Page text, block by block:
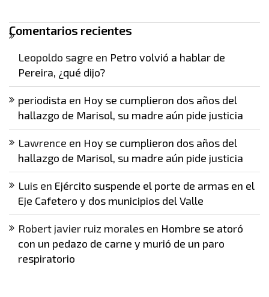
Comentarios recientes
Leopoldo sagre en Petro volvió a hablar de
Pereira, ¿qué dijo?
periodista en Hoy se cumplieron dos años del
hallazgo de Marisol, su madre aún pide justicia
Lawrence en Hoy se cumplieron dos años del
hallazgo de Marisol, su madre aún pide justicia
Luis en Ejército suspende el porte de armas en el
Eje Cafetero y dos municipios del Valle
Robert javier ruiz morales en Hombre se atoró
con un pedazo de carne y murió de un paro
respiratorio